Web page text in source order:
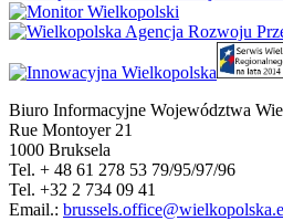
Biuro Informacyjne Województwa
Rue Montoyer 21
1000 Bruksela
Tel. + 48 61 278 53 79/95/97/96
Tel. +32 2 734 09 41
Email.: